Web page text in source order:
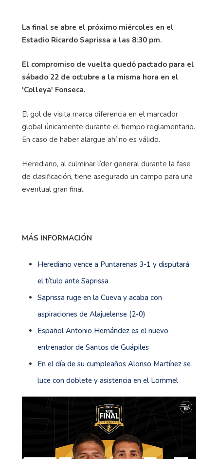
La final se abre el próximo miércoles en el
Estadio Ricardo Saprissa a las 8:30 pm.
El compromiso de vuelta quedó pactado para el
sábado 22 de octubre a la misma hora en el
'Colleya' Fonseca.
El gol de visita marca diferencia en el marcador
global únicamente durante el tiempo reglamentario.
En caso de haber alargue ahí no es válido.
Herediano, al culminar líder general durante la fase
de clasificación, tiene asegurado un campo para una
eventual gran final.
MÁS INFORMACIÓN
Herediano vence a Puntarenas 3-1 y disputará
el título ante Saprissa
Saprissa ruge en la Cueva y acaba con
aspiraciones de Alajuelense (2-0)
Español Antonio Hernández es el nuevo
entrenador de Santos de Guápiles
En el día de su cumpleaños Alonso Martínez se
luce con doblete y asistencia en el Lommel